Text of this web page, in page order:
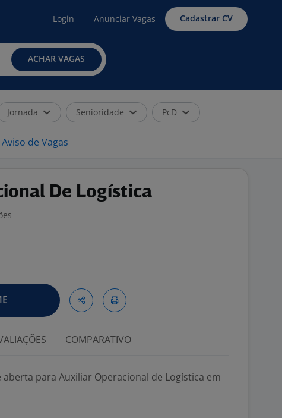
Login Anunciar Vagas Cadastrar CV
ACHAR VAGAS
Jornada Senioridade PcD
de Vagas
De Logística
COMPARATIVO
para Auxiliar Operacional de Logística em